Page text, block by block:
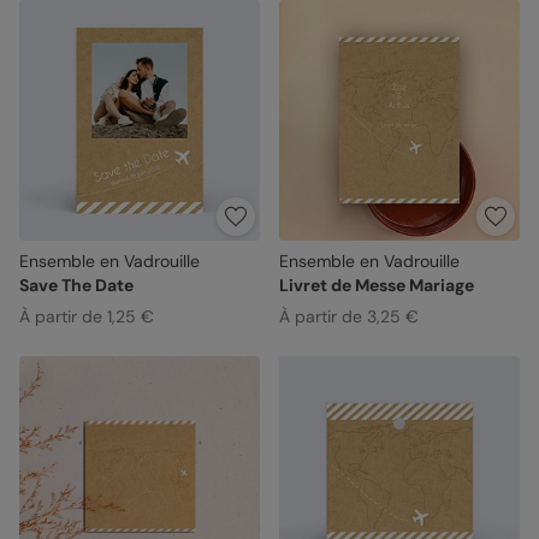
Ensemble en Vadrouille
Save The Date
À partir de 1,25 €
Ensemble en Vadrouille
Livret de Messe Mariage
À partir de 3,25 €